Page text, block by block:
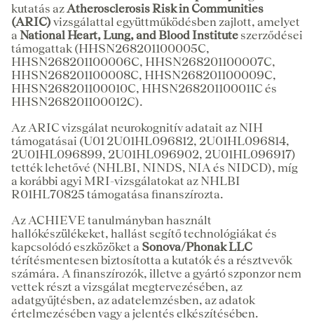
kutatás az Atherosclerosis Risk in Communities
(ARIC) vizsgálattal együttműködésben zajlott, amelyet
a National Heart, Lung, and Blood Institute szerződései
támogattak (HHSN268201100005C,
HHSN268201100006C, HHSN268201100007C,
HHSN268201100008C, HHSN268201100009C,
HHSN268201100010C, HHSN268201100011C és
HHSN268201100012C).
Az ARIC vizsgálat neurokognitív adatait az NIH
támogatásai (U01 2U01HL096812, 2U01HL096814,
2U01HL096899, 2U01HL096902, 2U01HL096917)
tették lehetővé (NHLBI, NINDS, NIA és NIDCD), míg
a korábbi agyi MRI-vizsgálatokat az NHLBI
R01HL70825 támogatása finanszírozta.
Az ACHIEVE tanulmányban használt
hallókészülékeket, hallást segítő technológiákat és
kapcsolódó eszközöket a Sonova/Phonak LLC
térítésmentesen biztosította a kutatók és a résztvevők
számára. A finanszírozók, illetve a gyártó szponzor nem
vettek részt a vizsgálat megtervezésében, az
adatgyűjtésben, az adatelemzésben, az adatok
értelmezésében vagy a jelentés elkészítésében.